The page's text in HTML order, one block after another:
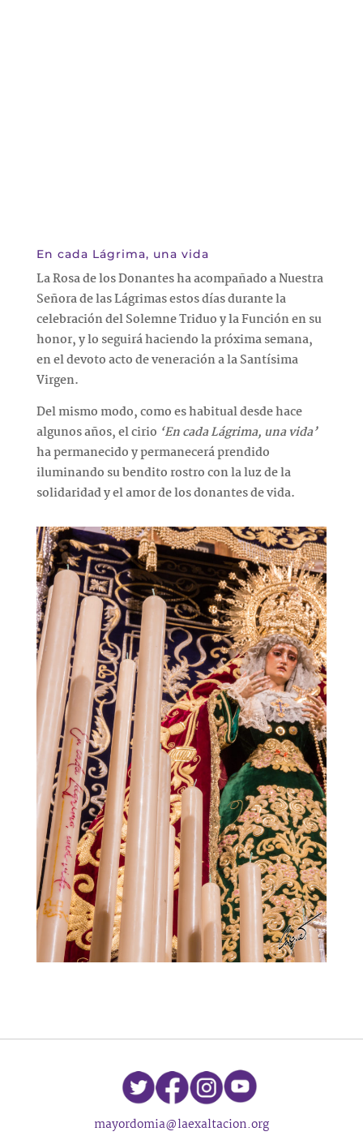
En cada Lágrima, una vida
La Rosa de los Donantes ha acompañado a Nuestra
Señora de las Lágrimas estos días durante la
celebración del Solemne Triduo y la Función en su
honor, y lo seguirá haciendo la próxima semana,
en el devoto acto de veneración a la Santísima
Virgen.
Del mismo modo, como es habitual desde hace
algunos años, el cirio ‘En cada Lágrima, una vida’
ha permanecido y permanecerá prendido
iluminando su bendito rostro con la luz de la
solidaridad y el amor de los donantes de vida.
mayordomia@laexaltacion.org